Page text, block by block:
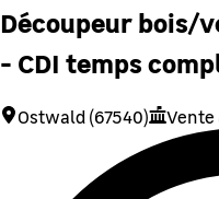
Découpeur bois/
- CDI temps
Ostwald (67540) Vente